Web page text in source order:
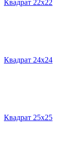
Квадрат 22х22
Квадрат 24х24
Квадрат 25х25